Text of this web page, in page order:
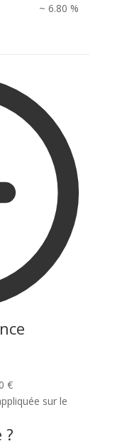
~ 6.80 %
€
sur le